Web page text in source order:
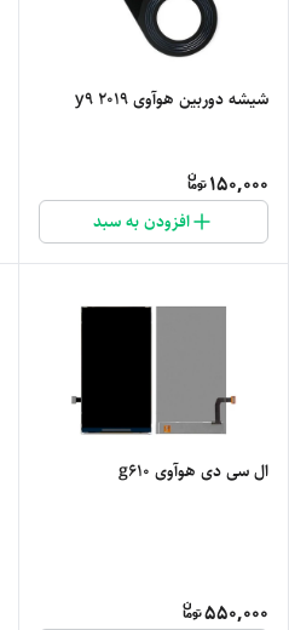
شیشه دوربین هوآوی y9 2019
150,000
افزودن به سبد
ال سی دی هوآوی g610
550,000